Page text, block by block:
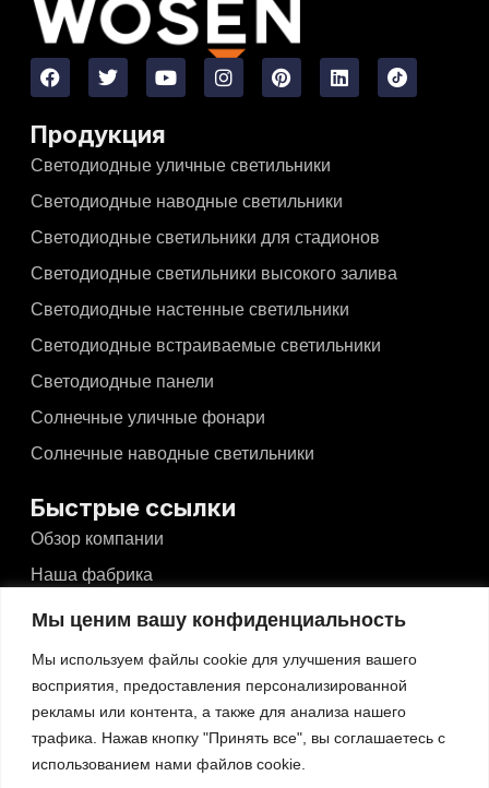
Мы ценим вашу конфиденциальность
Мы используем файлы cookie для улучшения вашего
восприятия, предоставления персонализированной
рекламы или контента, а также для анализа нашего
трафика. Нажав кнопку "Принять все", вы соглашаетесь с
использованием нами файлов cookie.
Продукция
Светодиодные уличные светильники
Светодиодные наводные светильники
Светодиодные светильники для стадионов
Светодиодные светильники высокого залива
Светодиодные настенные светильники
Светодиодные встраиваемые светильники
Светодиодные панели
Солнечные уличные фонари
Солнечные наводные светильники
Быстрые ссылки
Обзор компании
Наша фабрика
Новости и события
Блоги
Связаться с
Связаться с